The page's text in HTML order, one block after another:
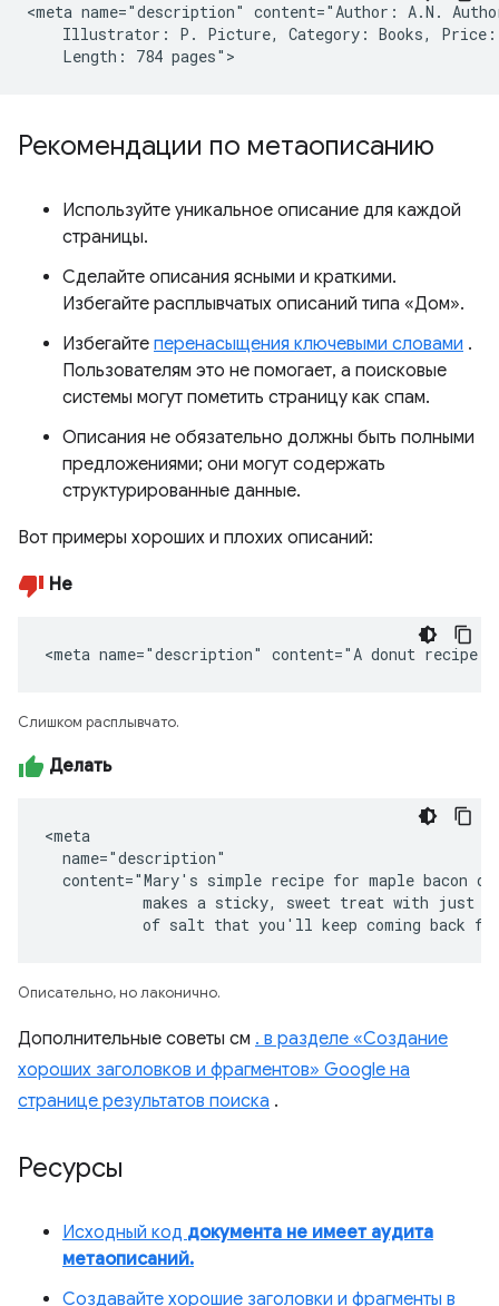
<meta name="description" content="Author: A.N.
Illustrator: P. Picture, Category: Books,
Рекомендации по метаописанию
Используйте уникальное описание для каждой
страницы.
Сделайте описания ясными и краткими.
Избегайте расплывчатых описаний типа «Дом».
Избегайте перенасыщения ключевыми словами .
Пользователям это не помогает, а поисковые
системы могут пометить страницу как спам.
Описания не обязательно должны быть полными
предложениями; они могут содержать
структурированные данные.
Вот примеры хороших и плохих описаний:
Не
<meta name="description" content="A donut
Слишком расплывчато.
Делать
<meta
  name="description"
content="Mary's simple recipe for maple bacon
makes a sticky, sweet treat with just a
of salt that you'll keep coming back
Описательно, но лаконично.
Дополнительные советы см . в разделе «Создание
хороших заголовков и фрагментов» Google на
странице результатов поиска .
Ресурсы
Исходный код документа не имеет аудита
метаописаний.
Создавайте хорошие заголовки и фрагменты в